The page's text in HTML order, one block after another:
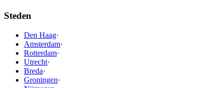
Steden
Den Haag·
Amsterdam·
Rotterdam·
Utrecht·
Breda·
Groningen·